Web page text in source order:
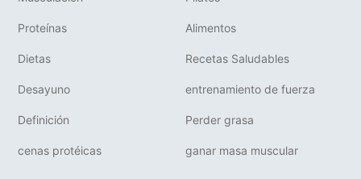
Proteínas Alimentos
Dietas Recetas Saludables
Desayuno entrenamiento de fuerza
Definición Perder grasa
cenas protéicas ganar masa muscular